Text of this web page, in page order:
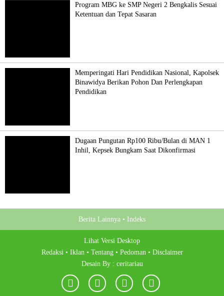
Program MBG ke SMP Negeri 2 Bengkalis Sesuai
Ketentuan dan Tepat Sasaran
Memperingati Hari Pendidikan Nasional, Kapolsek
Binawidya Berikan Pohon Dan Perlengkapan
Pendidikan
Dugaan Pungutan Rp100 Ribu/Bulan di MAN 1
Inhil, Kepsek Bungkam Saat Dikonfirmasi
Berita Lainnya • Indeks
Lihat Versi Desktop
Redaksi • Iklan • Tentang • Pedoman • Disclaimer
Desain By : ceritariau